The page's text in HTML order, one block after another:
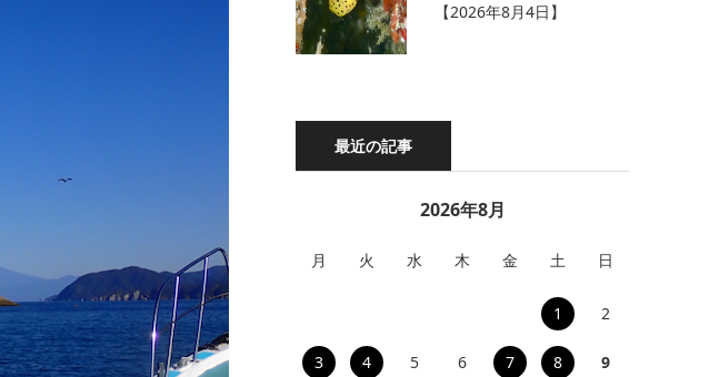
【2026年8月4日】
最近の記事
2026年8月
月 火 水 木 金 土 日
1 2
3 4 5 6 7 8 9